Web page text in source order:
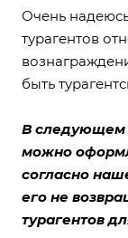
Очень
турагентов
быть
В следующем
можно
согласно
его не
турагентов